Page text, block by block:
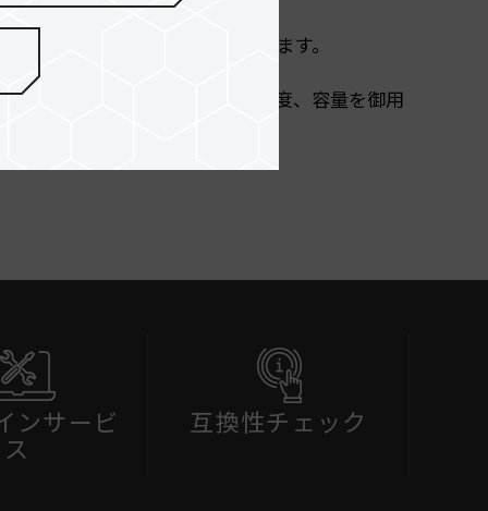
為、あらゆる機器で御使用頂けます。
ける為、多種多様のメモリー速度、容量を御用
ンサービ
ス
互換性チェック